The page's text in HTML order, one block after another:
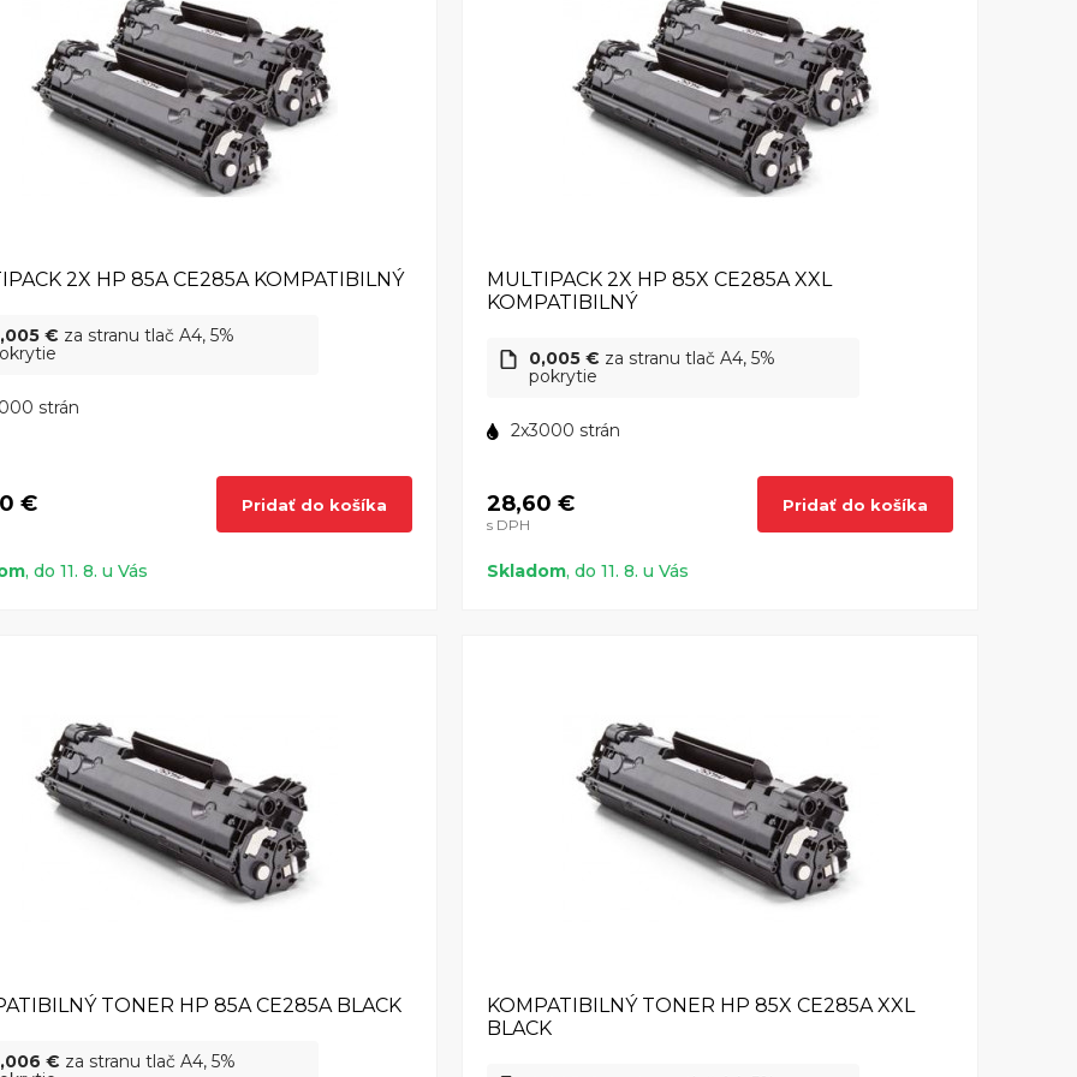
2X HP 85A CE285A KOMPATIBILNÝ
€ za stranu tlač A4, 5%
strán
€ Pridať do košíka
, do 11. 8. u Vás
MULTIPACK 2X HP 85X CE285A XXL
KOMPATIBILNÝ
0,005 € za stranu tlač A4, 5%
pokrytie
2x3000 strán
28,60 €
s DPH
Pridať do košíka
Skladom, do 11. 8. u Vás
TONER HP 85A CE285A BLACK
€ za stranu tlač A4, 5%
KOMPATIBILNÝ TONER HP 85X CE285A XXL
BLACK